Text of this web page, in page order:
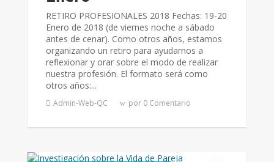
RETIRO PROFESIONALES 2018 Fechas: 19-20
Enero de 2018 (de viernes noche a sábado
antes de cenar). Como otros años, estamos
organizando un retiro para ayudarnos a
reflexionar y orar sobre el modo de realizar
nuestra profesión. El formato será como
otros años:...
Admin-Web-QC por 0 Comentario